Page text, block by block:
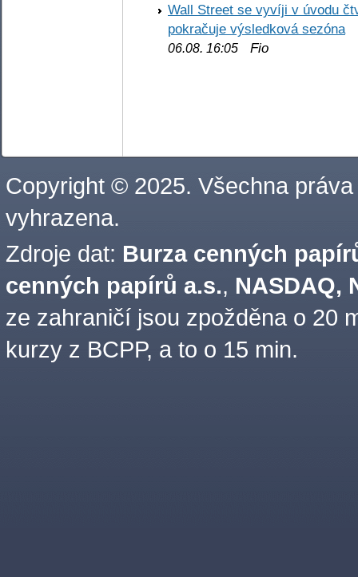
Wall Street se vyvíji v úvodu
pokračuje výsledková sezóna
06.08. 16:05 Fio
Copyright © 2025. Všechna práva
vyhrazena.
Zdroje dat: Burza cenných
cenných papírů a.s., NASDAQ,
ze zahraničí jsou zpožděna o 20
kurzy z BCPP, a to o 15 min.